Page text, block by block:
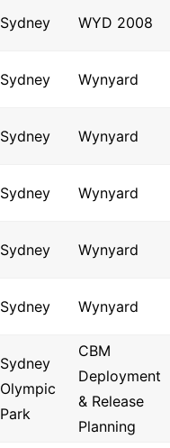
Sydney WYD 2008
Sydney Wynyard
Sydney Wynyard
Sydney Wynyard
Sydney Wynyard
Sydney Wynyard
Sydney
Olympic
Park
CBM
Deployment
& Release
Planning